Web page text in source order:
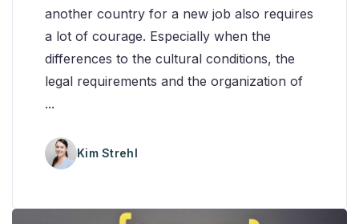
another country for a new job also requires
a lot of courage. Especially when the
differences to the cultural conditions, the
legal requirements and the organization of
...
Kim Strehl